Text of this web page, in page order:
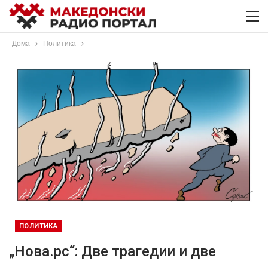
Дома Политика
ПОЛИТИКА
„Нова.рс“: Две трагедии и две